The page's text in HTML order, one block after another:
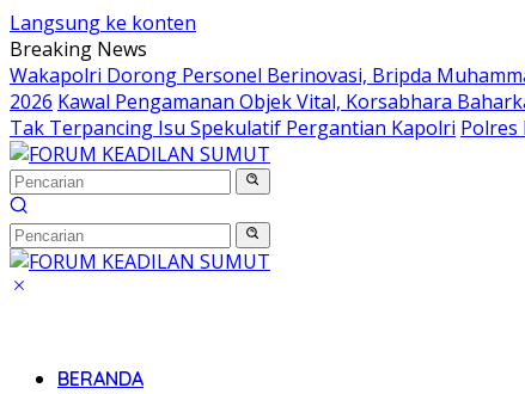
Langsung ke konten
Breaking News
Wakapolri Dorong Personel Berinovasi, Bripda
2026 Kawal Pengamanan Objek Vital, Korsabhara
Tak Terpancing Isu Spekulatif Pergantian Kapolri Polres
BERANDA